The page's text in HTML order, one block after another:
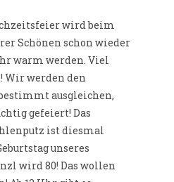
wird beim
Schönen schon wieder
warm werden. Viel
Wir werden den
ausgleichen,
gefeiert! Das
ist diesmal
unseres
wird 80! Das wollen